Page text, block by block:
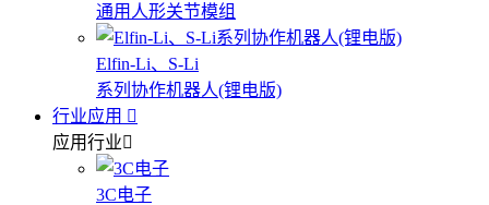
通用人形关节模组
Elfin-Li、S-Li
系列协作机器人(锂电版)
行业应用
应用行业
3C电子